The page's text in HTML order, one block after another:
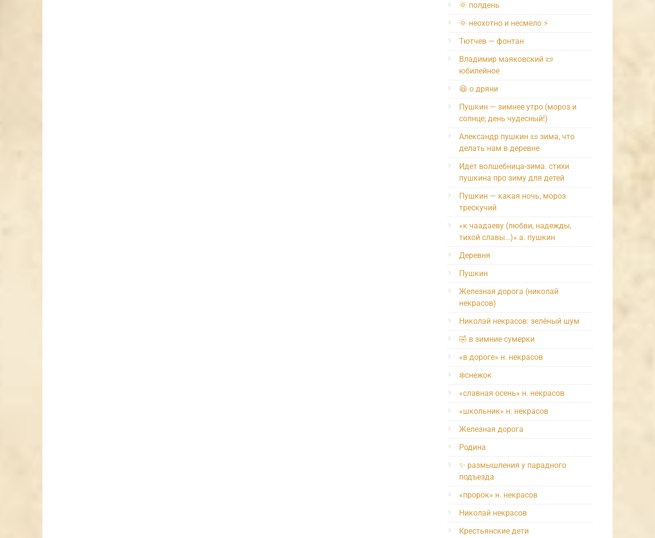
🌞 полдень
🌞 неохотно и несмело ⚡️
Тютчев — фонтан
Владимир маяковский 📜
юбилейное
😆 о дряни
Пушкин — зимнее утро (мороз и
солнце; день чудесный!)
Александр пушкин 📜 зима, что
делать нам в деревне
Идет волшебница-зима. стихи
пушкина про зиму для детей
Пушкин — какая ночь, мороз
трескучий
«к чаадаеву (любви, надежды,
тихой славы…)» а. пушкин
Деревня
Пушкин
Железная дорога (николай
некрасов)
Николай некрасов: зелёный шум
🤣 в зимние сумерки
«в дороге» н. некрасов
❄️снежок
«славная осень» н. некрасов
«школьник» н. некрасов
Железная дорога
Родина
✨ размышления у парадного
подъезда
«пророк» н. некрасов
Николай некрасов
Крестьянские дети